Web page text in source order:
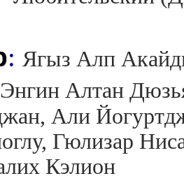
: Ягыз Алп
Энгин Алтан
Али
Гюлизар
Кэлион